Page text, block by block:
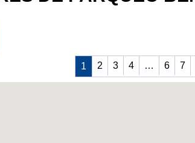
1 2 3 4 … 6 7